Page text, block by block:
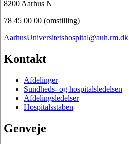
8200 Aarhus N
78 45 00 00 (omstilling)
AarhusUniversitetshospital@auh.rm.dk
Kontakt
Afdelinger
Sundheds- og hospitalsledelsen
Afdelingsledelser
Hospitalsstaben
Genveje